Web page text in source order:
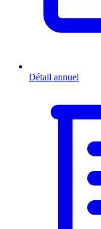
Détail annuel